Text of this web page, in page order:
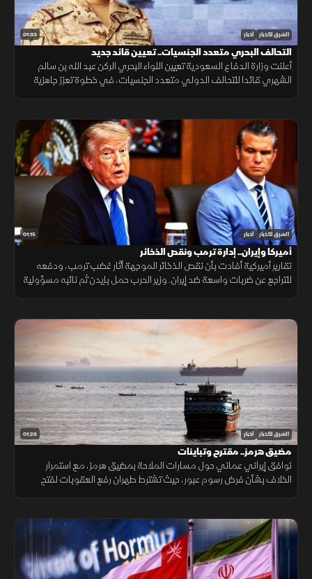
01:33 الشرق للأخبار أخبار
التحالف البحري متعدد الجنسيات.. تعيين قائد جديد
أعلنت وزارة الدفاع السعودية تعيين اللواء البحري الركن عبد الله بن سالم
الشهري قائدا للتحالف الدولي متعدد الجنسيات، في خطوة تعزز جاهزية
01:15 الشرق للأخبار أخبار
أميركا وإيران.. إدارة ترمب ونقص الذخائر
تقارير أميركية أفادت بأن نقص الذخائر الموجهة أثار غضب ترمب، ودفعه
للتراجع عن ضربات واسعة ضد إيران. وزير الحرب حمل بايدن ثم نائبه مسؤولية
01:26 الشرق للأخبار أخبار
مضيق هرمز.. مقترح وتباينات
توافق إيراني عماني حول مسارات الملاحة بمضيق هرمز، مع استمرار
الخلاف بشأن فرض رسوم عبور، حيث تشترط طهران رفع العقوبات لفتح